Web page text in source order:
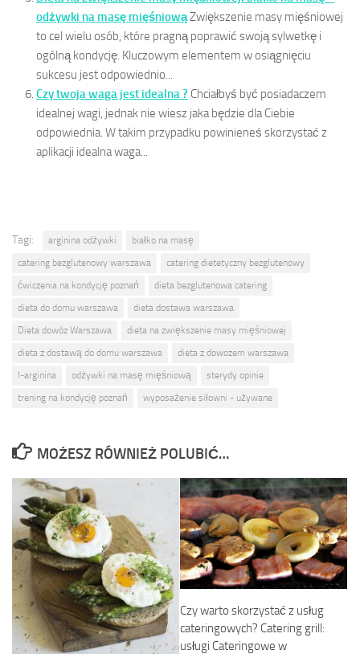
odżywki na masę mięśniowąZwiększenie masy mięśniowej
to cel wielu osób, które pragną poprawić swoją sylwetkę i
ogólną kondycję. Kluczowym elementem w osiągnięciu
sukcesu jest odpowiednio...
Czy twoja waga jest idealna ? Chciałbyś być posiadaczem
idealnej wagi, jednak nie wiesz jaka będzie dla Ciebie
odpowiednia. W takim przypadku powinieneś skorzystać z
aplikacji idealna waga...
Tagi: arginina odżywki
białko na masę
catering bezglutenowy warszawa
catering dietetyczny bezglutenowy
ćwiczenia na kondycję poznań
dieta bezglutenowa catering
dieta do domu warszawa
dieta dostawa warszawa
Dieta dowóz Warszawa
dieta na zwiększenie masy mięśniowej
dieta z dostawą do domu warszawa
dieta z dowozem warszawa
l-arginina
odżywki na masę mięśniową
sterydy opinie
trening na kondycję poznań
wyposażenie siłowni - używane
MOŻESZ RÓWNIEŻ POLUBIĆ…
Czy warto skorzystać z usług
cateringowych? Catering grill:
usługi Cateringowe w